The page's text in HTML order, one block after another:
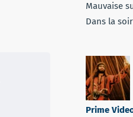
Mauvaise
Dans la
Prime